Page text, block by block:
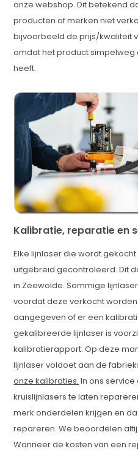
onze webshop. Dit betekend
producten of merken niet
bijvoorbeeld de prijs/kwaliteit
omdat het product
heeft.
Kalibratie, reparatie en
Elke lijnlaser die wordt
uitgebreid gecontroleerd. Dit
in Zeewolde. Sommige
voordat deze verkocht
aangegeven of er een
gekalibreerde lijnlaser is
kalibratierapport. Op deze
lijnlaser voldoet aan de
onze kalibraties. In ons
kruislijnlasers te laten
merk onderdelen krijgen en
repareren. We beoordelen
Wanneer de kosten van een